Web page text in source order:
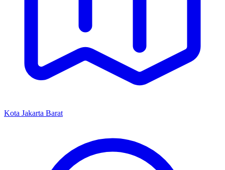
Kota Jakarta Barat